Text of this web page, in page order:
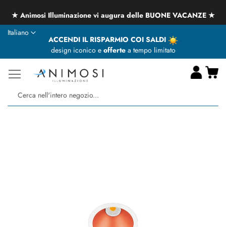
★ Animosi Illuminazione vi augura delle BUONE VACANZE ★
ACCENDI IL RISPARMIO COI SALDI
design iconico e offertea tempo limitato
Lingua
Italiano